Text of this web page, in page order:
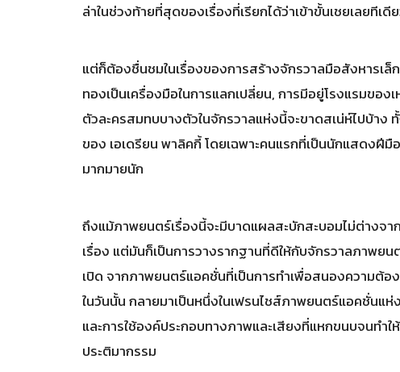
ล่าในช่วงท้ายที่สุดของเรื่องที่เรียกได้ว่าเข้าขั้นเชยเลยทีเดี
แต่ก็ต้องชื่นชมในเรื่องของการสร้างจักรวาลมือสังหารเล็
ทองเป็นเครื่องมือในการแลกเปลี่ยน, การมีอยู่โรงแรมขอ
ตัวละครสมทบบางตัวในจักรวาลแห่งนี้จะขาดสเน่ห์ไปบ้าง
ของ เอเดรียน พาลิคกี้ โดยเฉพาะคนแรกที่เป็นนักแสดงฝี
มากมายนัก
ถึงแม้ภาพยนตร์เรื่องนี้จะมีบาดแผลสะบักสะบอมไม่ต่างจ
เรื่อง แต่มันก็เป็นการวางรากฐานที่ดีให้กับจักรวาลภาพ
เปิด จากภาพยนตร์แอคชั่นที่เป็นการทำเพื่อสนองความต้
ในวันนั้น กลายมาเป็นหนึ่งในเฟรนไชส์ภาพยนตร์แอคชั่นแ
และการใช้องค์ประกอบทางภาพและเสียงที่แหกขนบจนทำ
ประติมากรรม